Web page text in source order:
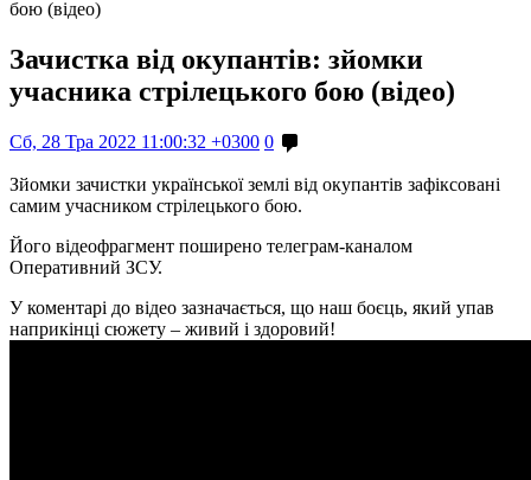
бою (відео)
Зачистка від окупантів: зйомки
учасника стрілецького бою (відео)
Сб, 28 Тра 2022 11:00:32 +0300 0
Зйомки зачистки української землі від окупантів зафіксовані
самим учасником стрілецького бою.
Його відеофрагмент поширено телеграм-каналом
Оперативний ЗСУ.
У коментарі до відео зазначається, що наш боєць, який упав
наприкінці сюжету – живий і здоровий!